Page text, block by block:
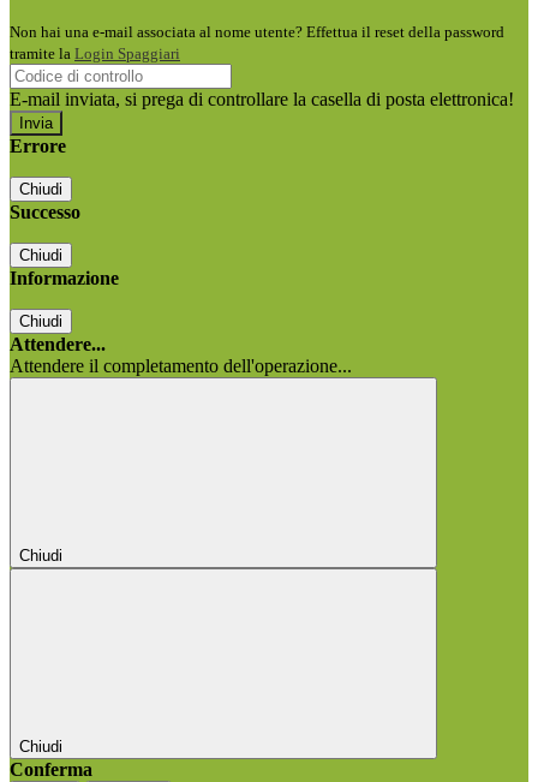
Non hai una e-mail associata al nome utente? Effettua il reset della password
tramite la Login Spaggiari
E-mail inviata, si prega di controllare la casella di posta elettronica!
Errore
Chiudi
Successo
Chiudi
Informazione
Chiudi
Attendere...
Attendere il completamento dell'operazione...
Chiudi
Chiudi
Conferma